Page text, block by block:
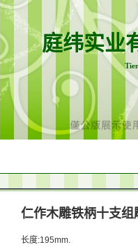
庭纬实业
仁作木雕铁柄十支组
长度:195mm.